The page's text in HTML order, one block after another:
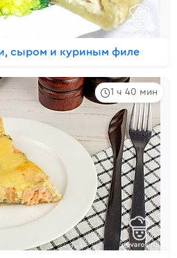
сыром и куриным филе
1 ч 40 мин